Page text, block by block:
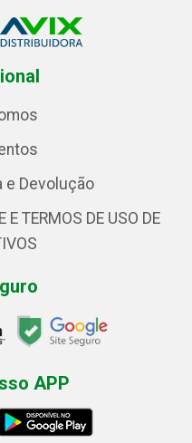
e Devolução
E TERMOS DE USO DE
APP